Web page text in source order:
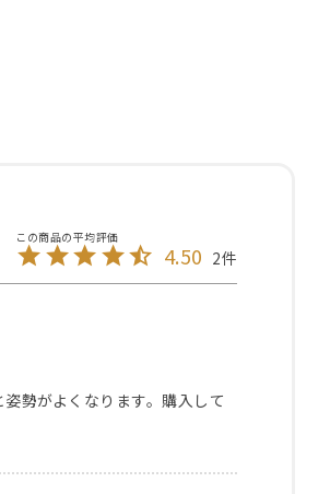
4.50 2
勢がよくなります。購入して